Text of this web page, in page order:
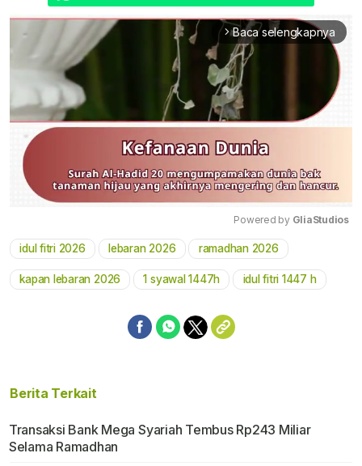
arrow_forward_ios Baca selengkapnya
Powered by GliaStudios
idul fitri 2026 lebaran 2026 ramadhan 2026
kapan lebaran 2026 1 syawal 1447h idul fitri 1447 h
Berita Terkait
Transaksi Bank Mega Syariah Tembus Rp243 Miliar
Selama Ramadhan